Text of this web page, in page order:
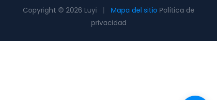
Copyright © 2026 Luyi | Mapa del sitio Política de
privacidad